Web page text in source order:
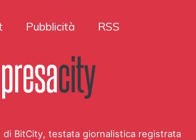
Pubblicità RSS
di BitCity, testata giornalistica registrata